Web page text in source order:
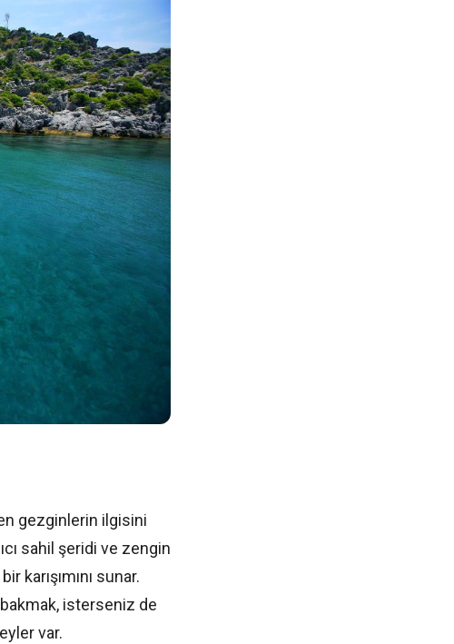
gezginlerin ilgisini
sahil şeridi ve zengin
karışımını sunar.
isterseniz de
var.